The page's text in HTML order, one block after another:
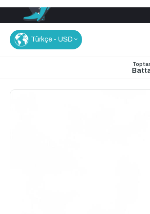
Türkçe - USD